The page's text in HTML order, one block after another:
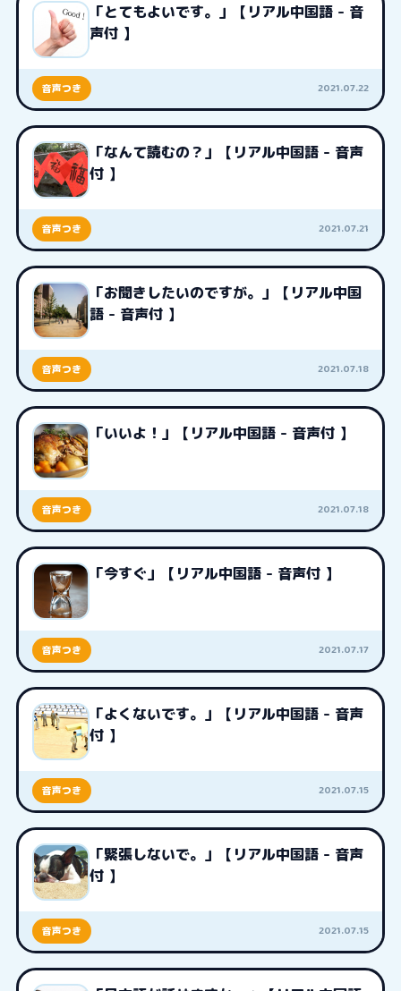
「とてもよいです。」【リアル中国語 - 音
声付 】
音声つき 2021.07.22
「なんて読むの？」【リアル中国語 - 音声
付 】
音声つき 2021.07.21
「お聞きしたいのですが。」【リアル中国
語 - 音声付 】
音声つき 2021.07.18
「いいよ！」【リアル中国語 - 音声付 】
音声つき 2021.07.18
「今すぐ」【リアル中国語 - 音声付 】
音声つき 2021.07.17
「よくないです。」【リアル中国語 - 音声
付 】
音声つき 2021.07.15
「緊張しないで。」【リアル中国語 - 音声
付 】
音声つき 2021.07.15